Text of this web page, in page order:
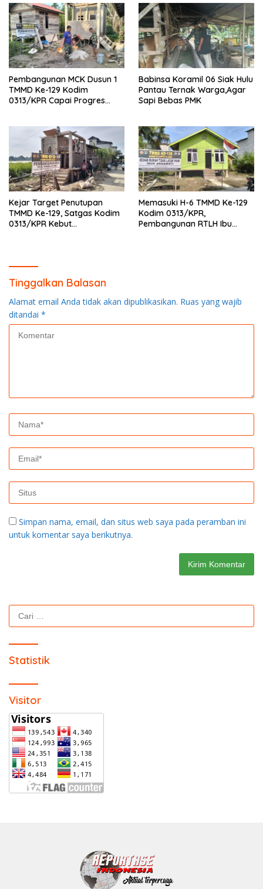
Rumah Bapak Dedi
Pembangunan MCK Dusun 1
TMMD Ke-129 Kodim
0313/KPR Capai Progres
Babinsa Koramil 06 Siak Hulu
Pantau Ternak Warga,Agar
Sapi Bebas PMK
Kejar Target Penutupan
TMMD Ke-129, Satgas Kodim
0313/KPR Kebut
Memasuki H-6 TMMD Ke-129
Kodim 0313/KPR,
Pembangunan RTLH Ibu
Tinggalkan Balasan
Alamat email Anda tidak akan dipublikasikan. Ruas yang wajib
ditandai *
Simpan nama, email, dan situs web saya pada peramban ini
untuk komentar saya berikutnya.
Cari
untuk:
Statistik
Visitor